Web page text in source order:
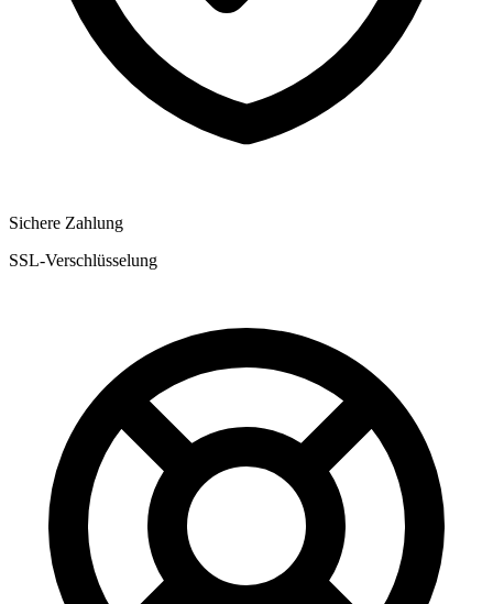
Sichere Zahlung
SSL-Verschlüsselung